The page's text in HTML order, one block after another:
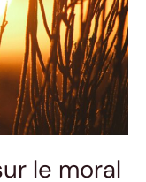
le moral